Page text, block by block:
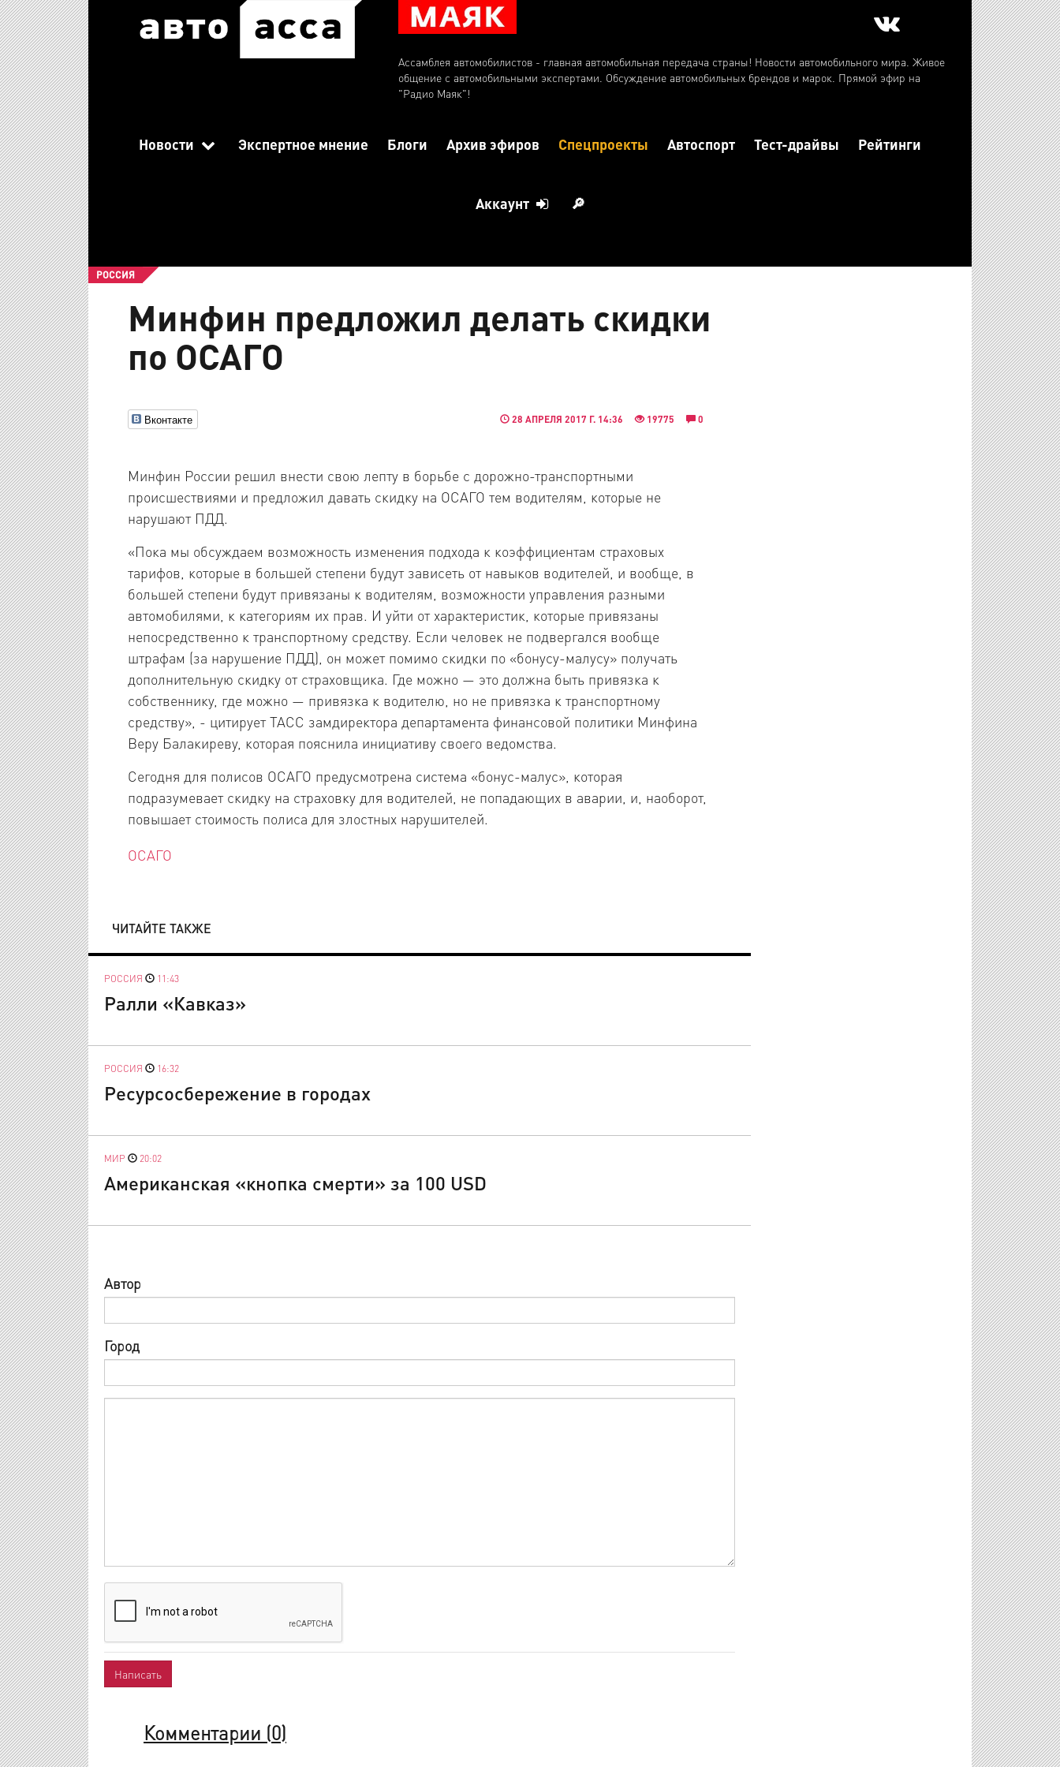
Ассамблея автомобилистов - главная автомобильная передача страны! Новости автомобильного мира. Живое
общение с автомобильными экспертами. Обсуждение автомобильных брендов и марок. Прямой эфир на
"Радио Маяк"!
Новости Экспертное мнение Блоги Архив эфиров Спецпроекты Автоспорт Тест-драйвы Рейтинги
Аккаунт 🔎
РОССИЯ
Минфин предложил делать скидки
по ОСАГО
Вконтакте 28 АПРЕЛЯ 2017 Г. 14:36 19775 0
Минфин России решил внести свою лепту в борьбе с дорожно-транспортными
происшествиями и предложил давать скидку на ОСАГО тем водителям, которые не
нарушают ПДД.
«Пока мы обсуждаем возможность изменения подхода к коэффициентам страховых
тарифов, которые в большей степени будут зависеть от навыков водителей, и вообще, в
большей степени будут привязаны к водителям, возможности управления разными
автомобилями, к категориям их прав. И уйти от характеристик, которые привязаны
непосредственно к транспортному средству. Если человек не подвергался вообще
штрафам (за нарушение ПДД), он может помимо скидки по «бонусу-малусу» получать
дополнительную скидку от страховщика. Где можно — это должна быть привязка к
собственнику, где можно — привязка к водителю, но не привязка к транспортному
средству», - цитирует ТАСС замдиректора департамента финансовой политики Минфина
Веру Балакиреву, которая пояснила инициативу своего ведомства.
Сегодня для полисов ОСАГО предусмотрена система «бонус-малус», которая
подразумевает скидку на страховку для водителей, не попадающих в аварии, и, наоборот,
повышает стоимость полиса для злостных нарушителей.
ОСАГО
ЧИТАЙТЕ ТАКЖЕ
РОССИЯ 11:43
Ралли «Кавказ»
РОССИЯ 16:32
Ресурсосбережение в городах
МИР 20:02
Американская «кнопка смерти» за 100 USD
Автор
Город
Комментарии (0)